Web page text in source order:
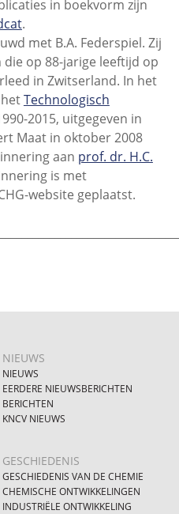
in boekvorm zijn
.
met B.A. Federspiel. Zij
op 88-jarige leeftijd op
in Zwitserland. In het
Technologisch
2015, uitgegeven in
Maat in oktober 2008
aan prof. dr. H.C.
is met
website geplaatst.
NIEUWS
NIEUWS
EERDERE NIEUWSBERICHTEN
BERICHTEN
KNCV NIEUWS
GESCHIEDENIS
GESCHIEDENIS VAN DE CHEMIE
CHEMISCHE ONTWIKKELINGEN
INDUSTRIËLE ONTWIKKELING